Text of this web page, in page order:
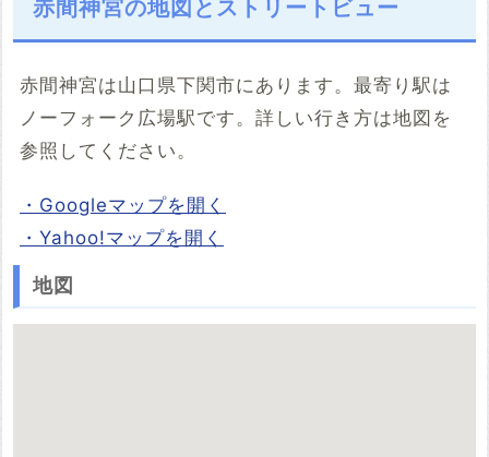
赤間神宮の地図とストリートビュー
赤間神宮は山口県下関市にあります。最寄り駅は
ノーフォーク広場駅です。詳しい行き方は地図を
参照してください。
・Googleマップを開く
・Yahoo!マップを開く
地図